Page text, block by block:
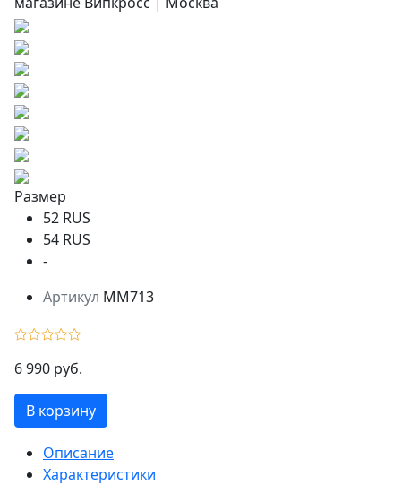
Размер
52 RUS
54 RUS
-
Артикул MM713
6 990 руб.
В корзину
Описание
Характеристики